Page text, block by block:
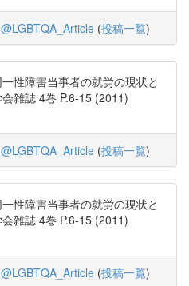
@LGBTQA_Article (投稿一覧)
性障害当事者の就労の現状と
雑誌 4巻 P.6-15 (2011)
@LGBTQA_Article (投稿一覧)
性障害当事者の就労の現状と
雑誌 4巻 P.6-15 (2011)
@LGBTQA_Article (投稿一覧)